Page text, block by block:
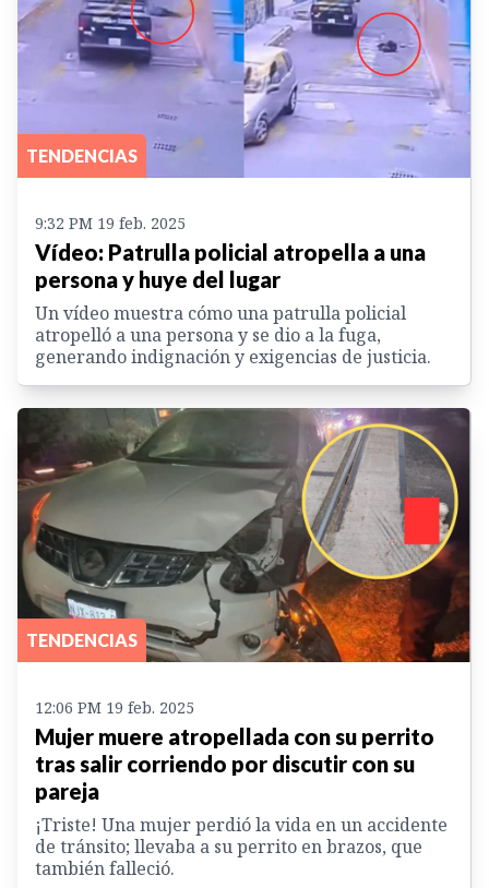
TENDENCIAS
9:32 PM 19 feb. 2025
Vídeo: Patrulla policial atropella a una
persona y huye del lugar
Un vídeo muestra cómo una patrulla policial
atropelló a una persona y se dio a la fuga,
generando indignación y exigencias de justicia.
TENDENCIAS
12:06 PM 19 feb. 2025
Mujer muere atropellada con su perrito
tras salir corriendo por discutir con su
pareja
¡Triste! Una mujer perdió la vida en un accidente
de tránsito; llevaba a su perrito en brazos, que
también falleció.